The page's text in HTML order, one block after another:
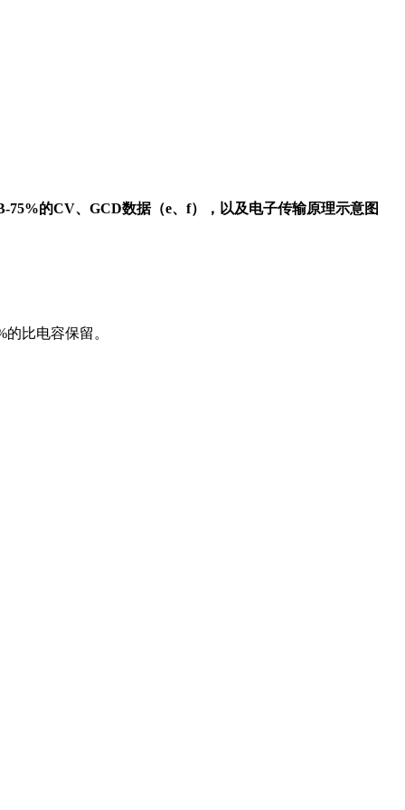
的CV、GCD数据（e、f），以及电子传输原理示意图
比电容保留。